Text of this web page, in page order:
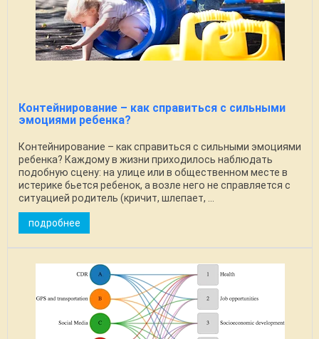
Контейнирование – как справиться с сильными
эмоциями ребенка?
Контейнирование – как справиться с сильными эмоциями
ребенка? Каждому в жизни приходилось наблюдать
подобную сцену: на улице или в общественном месте в
истерике бьется ребенок, а возле него не справляется с
ситуацией родитель (кричит, шлепает, ...
подробнее